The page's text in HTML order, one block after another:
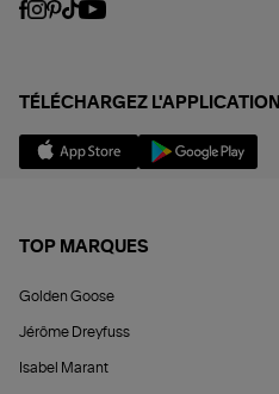
TÉLÉCHARGEZ L'APPLICATION
TOP MARQUES
Golden Goose
Jérôme Dreyfuss
Isabel Marant